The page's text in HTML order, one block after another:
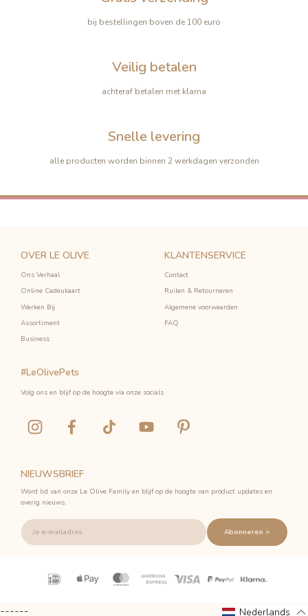
bij bestellingen boven de 100 euro
Veilig betalen
achteraf betalen met klarna
Snelle levering
alle producten worden binnen 2 werkdagen verzonden
OVER LE OLIVE
Ons Verhaal
Online Cadeukaart
Werken Bij
Assortiment
Business
KLANTENSERVICE
Contact
Ruilen & Retourneren
Algemene voorwaarden
FAQ
NIEUWSBRIEF
Word lid van onze Le Olive Family en blijf op de hoogte van product updates en
overig nieuws.
Abonneren >
#LeOlivePets
Volg ons en blijf op de hoogte via onze socials.
Betalingspictogrammen
------ Nederlands
Nederlands